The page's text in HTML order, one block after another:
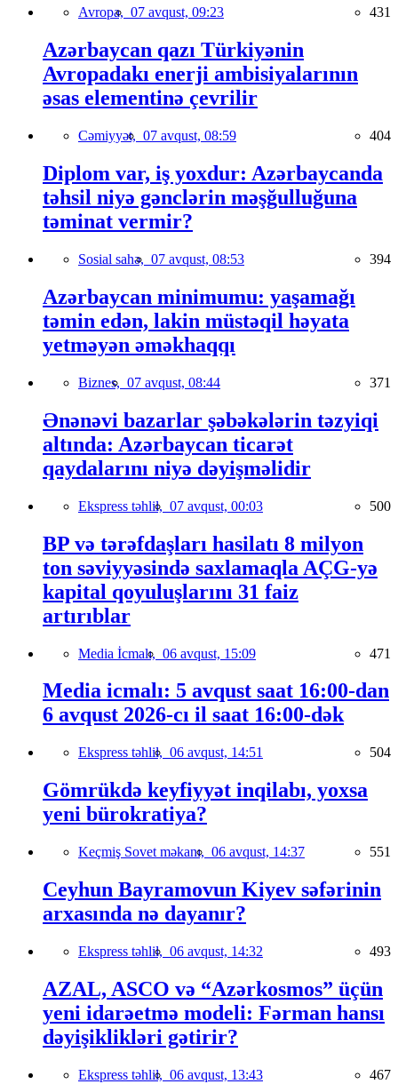
Avropa, 07 avqust, 09:23 431
Azərbaycan qazı Türkiyənin
Avropadakı enerji ambisiyalarının
əsas elementinə çevrilir
Cəmiyyət, 07 avqust, 08:59 404
Diplom var, iş yoxdur: Azərbaycanda
təhsil niyə gənclərin məşğulluğuna
təminat vermir?
Sosial sahə, 07 avqust, 08:53 394
Azərbaycan minimumu: yaşamağı
təmin edən, lakin müstəqil həyata
yetməyən əməkhaqqı
Biznes, 07 avqust, 08:44 371
Ənənəvi bazarlar şəbəkələrin təzyiqi
altında: Azərbaycan ticarət
qaydalarını niyə dəyişməlidir
Ekspress təhlil, 07 avqust, 00:03 500
BP və tərəfdaşları hasilatı 8 milyon
ton səviyyəsində saxlamaqla AÇG-yə
kapital qoyuluşlarını 31 faiz
artırıblar
Media İcmalı, 06 avqust, 15:09 471
Media icmalı: 5 avqust saat 16:00-dan
6 avqust 2026-cı il saat 16:00-dək
Ekspress təhlil, 06 avqust, 14:51 504
Gömrükdə keyfiyyət inqilabı, yoxsa
yeni bürokratiya?
Keçmiş Sovet məkanı, 06 avqust, 14:37 551
Ceyhun Bayramovun Kiyev səfərinin
arxasında nə dayanır?
Ekspress təhlil, 06 avqust, 14:32 493
AZAL, ASCO və “Azərkosmos” üçün
yeni idarəetmə modeli: Fərman hansı
dəyişiklikləri gətirir?
Ekspress təhlil, 06 avqust, 13:43 467